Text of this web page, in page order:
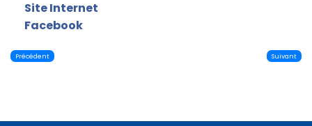
Site Internet
Facebook
Précédent Suivant